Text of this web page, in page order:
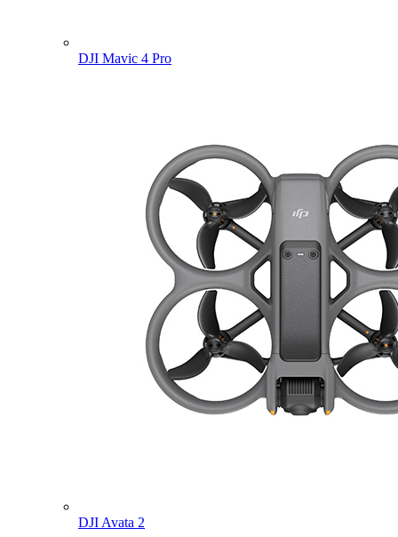
DJI Mavic 4 Pro
DJI Avata 2